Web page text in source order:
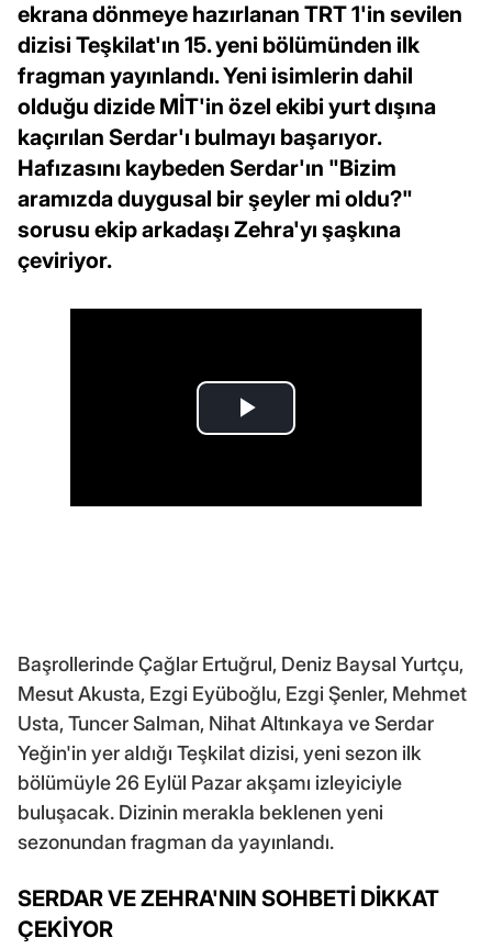
ekrana dönmeye hazırlanan TRT 1'in sevilen
dizisi Teşkilat'ın 15. yeni bölümünden ilk
fragman yayınlandı. Yeni isimlerin dahil
olduğu dizide MİT'in özel ekibi yurt dışına
kaçırılan Serdar'ı bulmayı başarıyor.
Hafızasını kaybeden Serdar'ın "Bizim
aramızda duygusal bir şeyler mi oldu?"
sorusu ekip arkadaşı Zehra'yı şaşkına
çeviriyor.
Başrollerinde Çağlar Ertuğrul, Deniz Baysal Yurtçu,
Mesut Akusta, Ezgi Eyüboğlu, Ezgi Şenler, Mehmet
Usta, Tuncer Salman, Nihat Altınkaya ve Serdar
Yeğin'in yer aldığı Teşkilat dizisi, yeni sezon ilk
bölümüyle 26 Eylül Pazar akşamı izleyiciyle
buluşacak. Dizinin merakla beklenen yeni
sezonundan fragman da yayınlandı.
SERDAR VE ZEHRA'NIN SOHBETİ DİKKAT
ÇEKİYOR